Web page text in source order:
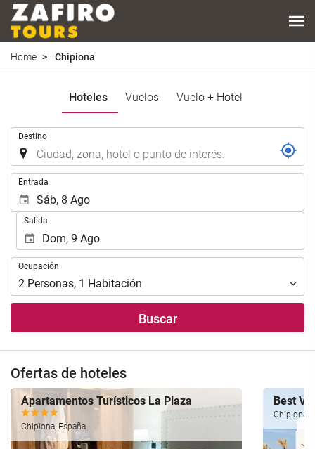
Home Chipiona
Hoteles Vuelos Vuelo + Hotel
Destino
Entrada
Salida
Ocupación
Ocupación
2 Personas, 1 Habitación
Buscar
Ofertas de hoteles
Apartamentos Turísticos La Plaza
Chipiona, España
Best
Chipiona,